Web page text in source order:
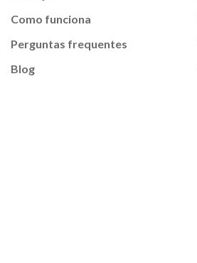
Como funciona
Perguntas frequentes
Blog